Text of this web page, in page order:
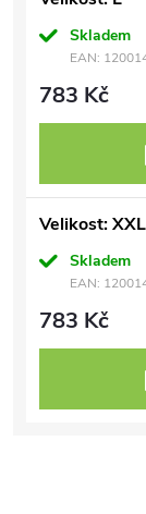
Skladem
EAN:
783 Kč
Velikost: XXL
Skladem
EAN:
783 Kč